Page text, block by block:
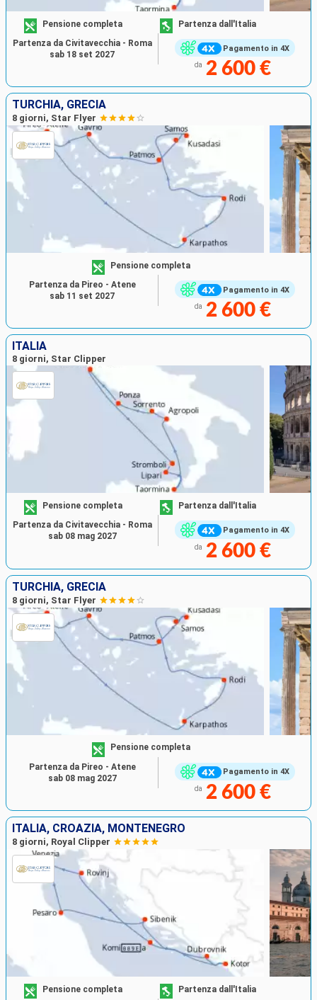
Pagamento in 4X
Pensione completa Partenza dall'Italia
da 2 600 €
Partenza da Civitavecchia - Roma
sab 18 set 2027
TURCHIA, GRECIA
8 giorni, Star Flyer
Pagamento in 4X
Pensione completa
da 2 600 €
Partenza da Pireo - Atene
sab 11 set 2027
ITALIA
8 giorni, Star Clipper
Pagamento in 4X
Pensione completa Partenza dall'Italia
da 2 600 €
Partenza da Civitavecchia - Roma
sab 08 mag 2027
TURCHIA, GRECIA
8 giorni, Star Flyer
Pagamento in 4X
Pensione completa
da 2 600 €
Partenza da Pireo - Atene
sab 08 mag 2027
ITALIA, CROAZIA, MONTENEGRO
8 giorni, Royal Clipper
Pensione completa Partenza dall'Italia